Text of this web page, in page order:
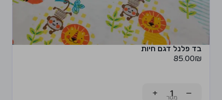
בד פלנל דגם חיות
85.00₪
−
+